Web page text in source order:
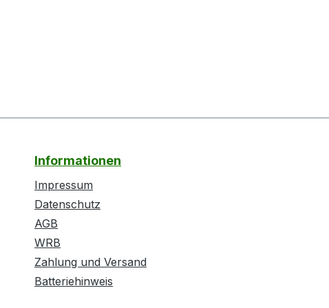
Informationen
Impressum
Datenschutz
AGB
WRB
Zahlung und Versand
Batteriehinweis